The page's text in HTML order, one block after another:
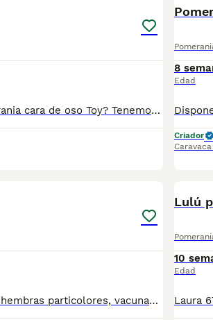
Estás buscando un auténtico pomerania cara de oso Toy? Tenemos lo que buscas por tiempo limitado ya que con la calidad que tienen van a encontrar muy pronto un hogar que sepa valorarlos. Disponemos de dos machos pomerania toys cara de osito con un pelaje espectacular. Su papá es red merle el cual no llega al kilo y medio de peso y la mamá red sable también muy pequeña. Los pequeños se entregan revisados por un veterinario y con dos vacunas, desparasitaciones y contrato de garantías víricas y congénitas. Si estás buscando algo exclusivo y muy cariñoso no dudes en ponerte en contacto con nosotros. Un saludo
8
Edad
Criador
Disponible cachorros de pomerania hembras particolores, vacunados y desparasitados listos para entregar. Más información wasap al 650546192
Lulú
10
Edad